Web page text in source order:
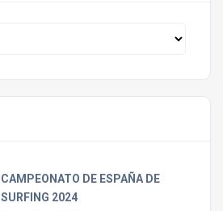
CAMPEONATO DE ESPAÑA DE
SURFING 2024